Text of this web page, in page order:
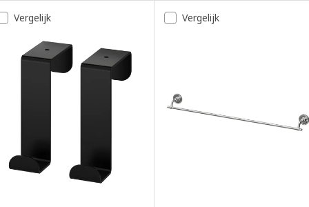
Vergelijk Vergelijk